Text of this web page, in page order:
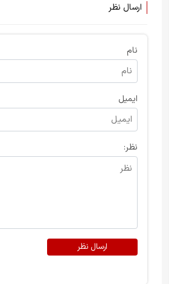
ارسال نظر
نام
ایمیل
نظر:
ارسال نظر